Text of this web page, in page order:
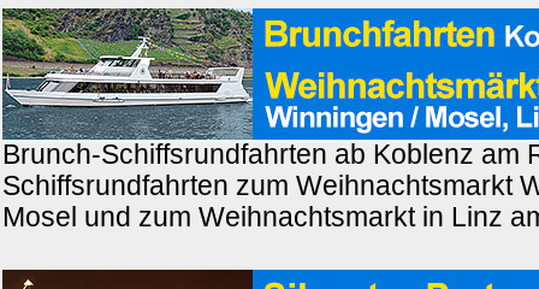
Brunch-Schiffsrundfahrten ab Koblenz am
Schiffsrundfahrten zum Weihnachtsmarkt
Mosel und zum Weihnachtsmarkt in Linz